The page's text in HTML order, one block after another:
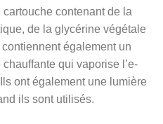
contenant de la
de la glycérine végétale
également un
qui vaporise l’e-
ont également une lumière
ils sont utilisés.